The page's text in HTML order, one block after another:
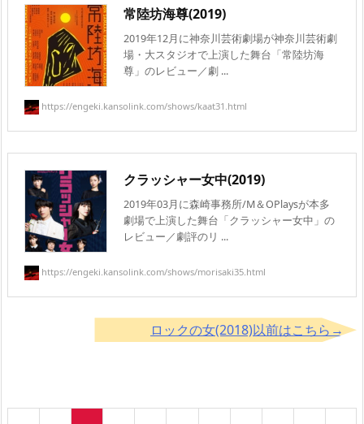
常陸坊海尊(2019)
2019年12月に神奈川芸術劇場が神奈川芸術劇
場・大スタジオで上演した舞台「常陸坊海
尊」のレビュー／劇 ...
https://engeki.kansolink.com/shows/kaat31.html
クラッシャー女中(2019)
2019年03月に森崎事務所/M＆OPlaysが本多
劇場で上演した舞台「クラッシャー女中」の
レビュー／劇評のリ ...
https://engeki.kansolink.com/shows/morisaki35.html
ロックの女(2018)以前はこちら→